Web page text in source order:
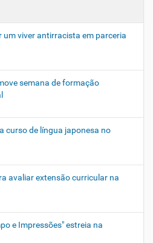
viver antirracista em parceria
semana de formação
curso de língua japonesa no
avaliar extensão curricular na
e Impressões" estreia na